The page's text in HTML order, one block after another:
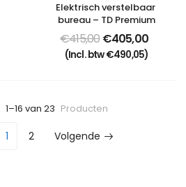
Elektrisch verstelbaar
bureau – TD Premium
€415,00 €405,00
(Incl. btw€490,05)
1–16 van 23 Producten
1 2 Volgende